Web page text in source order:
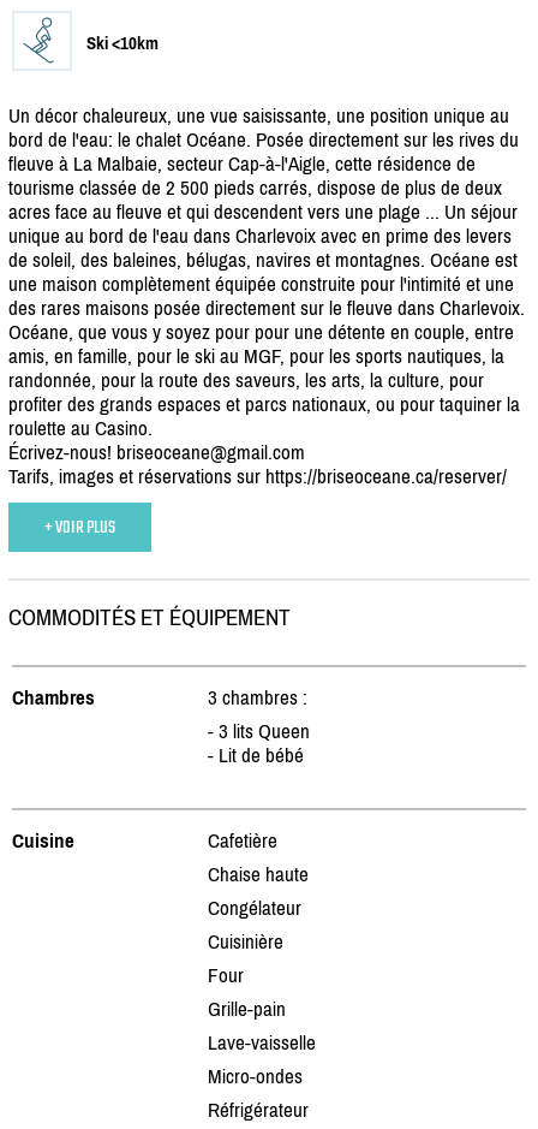
Ski <10km
Un décor chaleureux, une vue saisissante, une position unique au
bord de l'eau: le chalet Océane. Posée directement sur les rives du
fleuve à La Malbaie, secteur Cap-à-l'Aigle, cette résidence de
tourisme classée de 2 500 pieds carrés, dispose de plus de deux
acres face au fleuve et qui descendent vers une plage ... Un séjour
unique au bord de l'eau dans Charlevoix avec en prime des levers
de soleil, des baleines, bélugas, navires et montagnes. Océane est
une maison complètement équipée construite pour l'intimité et une
des rares maisons posée directement sur le fleuve dans Charlevoix.
Océane, que vous y soyez pour pour une détente en couple, entre
amis, en famille, pour le ski au MGF, pour les sports nautiques, la
randonnée, pour la route des saveurs, les arts, la culture, pour
profiter des grands espaces et parcs nationaux, ou pour taquiner la
roulette au Casino.
Écrivez-nous! briseoceane@gmail.com
Tarifs, images et réservations sur https://briseoceane.ca/reserver/
+ VOIR PLUS
COMMODITÉS ET ÉQUIPEMENT
Chambres
3 chambres :
- 3 lits Queen
- Lit de bébé
Cuisine
Cafetière
Chaise haute
Congélateur
Cuisinière
Four
Grille-pain
Lave-vaisselle
Micro-ondes
Réfrigérateur